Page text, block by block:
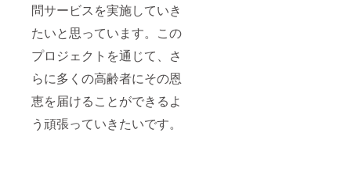
問サービスを実施していき
たいと思っています。この
プロジェクトを通じて、さ
らに多くの高齢者にその恩
恵を届けることができるよ
う頑張っていきたいです。